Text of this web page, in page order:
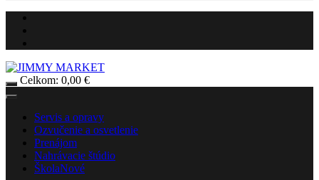
Celkom: 0,00 €
Servis a opravy
Ozvučenie a osvetlenie
Prenájom
Nahrávacie štúdio
ŠkolaNové